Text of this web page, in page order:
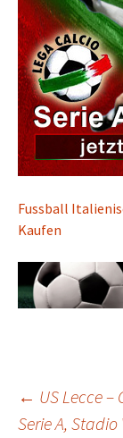
Fussball
Kaufen
Post
← US Lecce –
Serie A,